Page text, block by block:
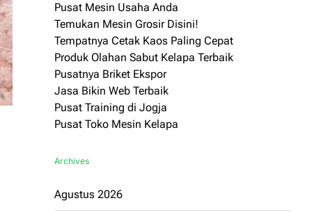
Pusat Mesin Usaha Anda
Temukan Mesin Grosir Disini!
Tempatnya Cetak Kaos Paling Cepat
Produk Olahan Sabut Kelapa Terbaik
Pusatnya Briket Ekspor
Jasa Bikin Web Terbaik
Pusat Training di Jogja
Pusat Toko Mesin Kelapa
Archives
Agustus 2026